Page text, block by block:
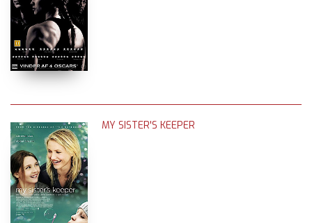
MY SISTER'S KEEPER